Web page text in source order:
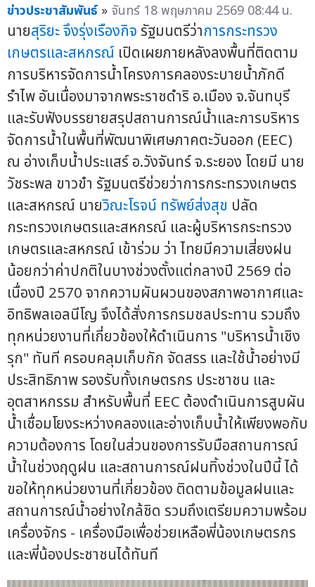
ข่าวประชาสัมพันธ์ » จันทร์ 18 พฤษภาคม 2569 08:44 น.
นายสุริยะ จึงรุ่งเรืองกิจ รัฐมนตรีว่าการกระทรวง
เกษตรและสหกรณ์ เปิดเผยภายหลังลงพื้นที่ติดตาม
การบริหารจัดการน้ำโครงการคลองระบายน้ำภักดี
รำไพ อันเนื่องมาจากพระราชดำริ อ.เมือง จ.จันทบุรี
และรับฟังบรรยายสรุปสถานการณ์น้ำและการบริหาร
จัดการน้ำในพื้นที่พัฒนาพิเศษภาคตะวันออก (EEC)
ณ อ่างเก็บน้ำประแสร์ อ.วังจันทร์ จ.ระยอง โดยมี นาย
วัชระพล ขาวขำ รัฐมนตรีช่วยว่าการกระทรวงเกษตร
และสหกรณ์ นายวิณะโรจน์ ทรัพย์ส่งสุข ปลัด
กระทรวงเกษตรและสหกรณ์ และผู้บริหารกระทรวง
เกษตรและสหกรณ์ เข้าร่วม ว่า ไทยมีความเสี่ยงฝน
น้อยกว่าค่าปกติในบางช่วงตั้งแต่กลางปี 2569 ต่อ
เนื่องปี 2570 จากความผันผวนของสภาพอากาศและ
อิทธิพลเอลนีโญ จึงได้สั่งการกรมชลประทาน รวมถึง
ทุกหน่วยงานที่เกี่ยวข้องให้ดำเนินการ "บริหารน้ำเชิง
รุก" ทันที ครอบคลุมเก็บกัก จัดสรร และใช้น้ำอย่างมี
ประสิทธิภาพ รองรับทั้งเกษตรกร ประชาชน และ
อุตสาหกรรม สำหรับพื้นที่ EEC ต้องดำเนินการสูบผัน
น้ำเชื่อมโยงระหว่างคลองและอ่างเก็บน้ำให้เพียงพอกับ
ความต้องการ โดยในส่วนของการรับมือสถานการณ์
น้ำในช่วงฤดูฝน และสถานการณ์ฝนทิ้งช่วงในปีนี้ ได้
ขอให้ทุกหน่วยงานที่เกี่ยวข้อง ติดตามข้อมูลฝนและ
สถานการณ์น้ำอย่างใกล้ชิด รวมถึงเตรียมความพร้อม
เครื่องจักร - เครื่องมือเพื่อช่วยเหลือพี่น้องเกษตรกร
และพี่น้องประชาชนได้ทันที